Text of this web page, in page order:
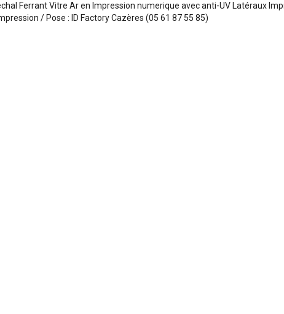
Ferrant Vitre Ar en Impression numerique avec anti-UV Latéraux
/ Pose : ID Factory Cazères (05 61 87 55 85)